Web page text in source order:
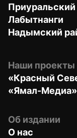
Приуральский
Лабытнанги
Надымский
Наши проекты
«Красный
«Ямал-Медиа»
Об издании
О нас